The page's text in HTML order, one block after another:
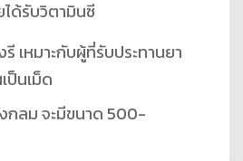
ได้รับวิตามินซี
เหมาะกับผู้ที่รับประทานยา
ป็นเม็ด
กลม จะมีขนาด 500-